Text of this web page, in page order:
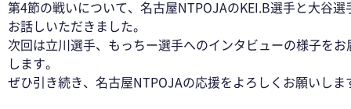
第4節の戦いについて、名古屋NTPOJAのKEI.B選手と大谷選
お話しいただきました。
次回は立川選手、もっちー選手へのインタビューの様子をお
します。
ぜひ引き続き、名古屋NTPOJAの応援をよろしくお願いしま